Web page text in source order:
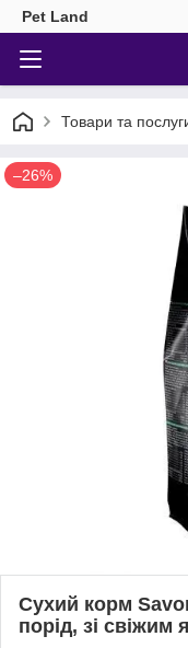
Pet Land
Товари та
–26%
Сухий корм
порід, зі свіжим